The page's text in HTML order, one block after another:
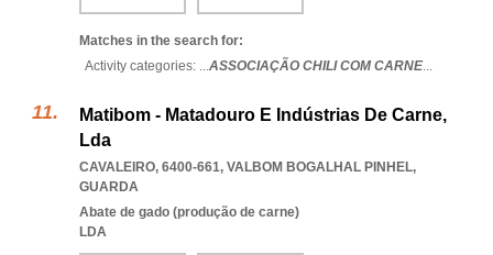
Matches in the search for:
Activity categories: ...ASSOCIAÇÃO CHILI COM CARNE...
Matibom - Matadouro E Indústrias De Carne,
Lda
CAVALEIRO, 6400-661, VALBOM BOGALHAL PINHEL,
GUARDA
Abate de gado (produção de carne)
LDA